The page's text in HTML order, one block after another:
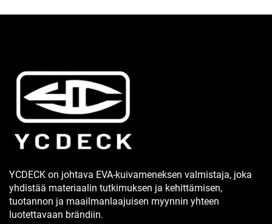
YCDECK on johtava EVA-kuivameneksen valmistaja, joka
yhdistää materiaalin tutkimuksen ja kehittämisen,
tuotannon ja maailmanlaajuisen myynnin yhteen
luotettavaan brändiin.